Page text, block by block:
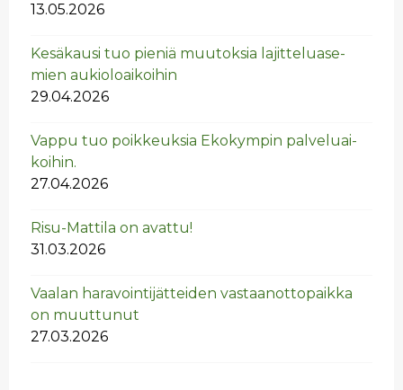
13.05.2026
Ke­sä­kausi tuo pie­niä muu­tok­sia la­jit­te­lua­se­
mien au­kio­loai­koi­hin
29.04.2026
Vappu tuo poik­keuk­sia Eko­kym­pin pal­ve­luai­
koi­hin.
27.04.2026
Risu-Mat­ti­la on avat­tu!
31.03.2026
Vaa­lan ha­ra­voin­ti­jät­tei­den vas­taan­ot­to­paik­ka
on muut­tu­nut
27.03.2026